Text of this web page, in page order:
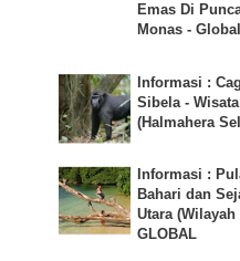
Emas Di
Monas -
Informasi :
Sibela -
(Halmahera
Informasi :
Bahari dan
Utara (Wilayah
GLOBAL